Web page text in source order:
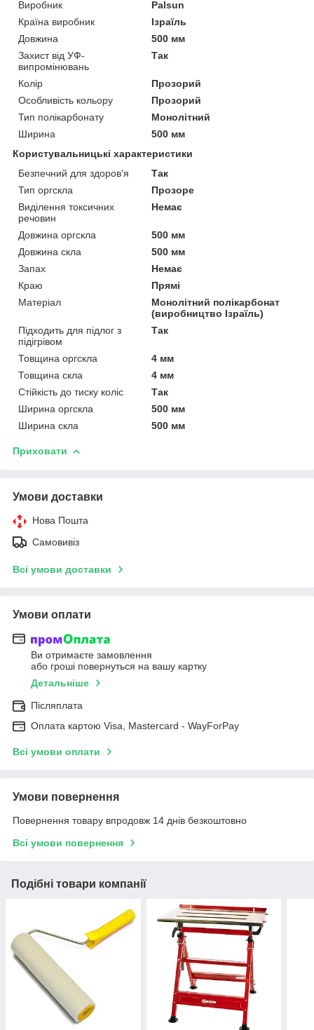
Виробник
Palsun
Країна виробник
Ізраїль
Довжина
500 мм
Захист від УФ-
випромінювань
Так
Колір
Прозорий
Особливість кольору
Прозорий
Тип полікарбонату
Монолітний
Ширина
500 мм
Користувальницькі характеристики
Безпечний для здоров'я
Так
Тип оргскла
Прозоре
Виділення токсичних
речовин
Немає
Довжина оргскла
500 мм
Довжина скла
500 мм
Запах
Немає
Краю
Прямі
Матеріал
Монолітний полікарбонат
(виробництво Ізраїль)
Підходить для підлог з
підігрівом
Так
Товщина оргскла
4 мм
Товщина скла
4 мм
Стійкість до тиску коліс
Так
Ширина оргскла
500 мм
Ширина скла
500 мм
Приховати
Умови доставки
Нова Пошта
Самовивіз
Всі умови доставки
Умови оплати
Ви отримаєте замовлення
або гроші повернуться на вашу картку
Детальніше
Післяплата
Оплата картою Visa, Mastercard - WayForPay
Всі умови оплати
Умови повернення
Повернення товару впродовж 14 днів безкоштовно
Всі умови повернення
Подібні товари компанії